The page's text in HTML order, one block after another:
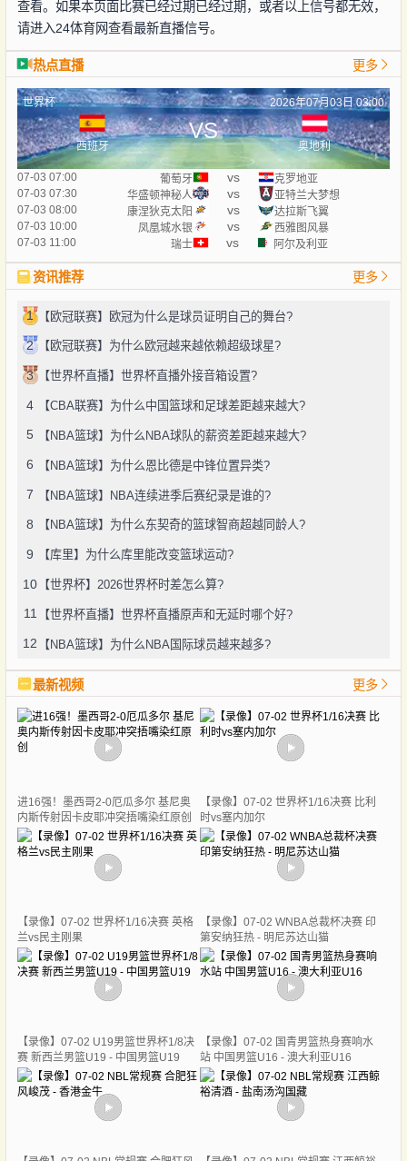
查看。如果本页面比赛已经过期已经过期，或者以上信号都无效，
请进入24体育网查看最新直播信号。
热点直播 更多
世界杯 2026年07月03日 03:00
西班牙
VS
奥地利
07-03 07:00 葡萄牙 vs
克罗地亚
07-03 07:30
华盛顿神秘人 vs
亚特兰大梦想
07-03 08:00
康涅狄克太阳 vs
达拉斯飞翼
07-03 10:00
凤凰城水银 vs
西雅图风暴
07-03 11:00
瑞士 vs 阿尔及利亚
资讯推荐 更多
1 【欧冠联赛】欧冠为什么是球员证明自己的舞台?
2 【欧冠联赛】为什么欧冠越来越依赖超级球星?
3 【世界杯直播】世界杯直播外接音箱设置?
4 【CBA联赛】为什么中国篮球和足球差距越来越大?
5 【NBA篮球】为什么NBA球队的薪资差距越来越大?
6 【NBA篮球】为什么恩比德是中锋位置异类?
7 【NBA篮球】NBA连续进季后赛纪录是谁的?
8 【NBA篮球】为什么东契奇的篮球智商超越同龄人?
9 【库里】为什么库里能改变篮球运动?
10 【世界杯】2026世界杯时差怎么算?
11 【世界杯直播】世界杯直播原声和无延时哪个好?
12 【NBA篮球】为什么NBA国际球员越来越多?
最新视频 更多
进16强！墨西哥2-0厄瓜多尔 基尼奥
内斯传射因卡皮耶冲突捂嘴染红原创
【录像】07-02 世界杯1/16决赛 比利
时vs塞内加尔
【录像】07-02 世界杯1/16决赛 英格
兰vs民主刚果
【录像】07-02 WNBA总裁杯决赛 印
第安纳狂热 - 明尼苏达山猫
【录像】07-02 U19男篮世界杯1/8决
赛 新西兰男篮U19 - 中国男篮U19
【录像】07-02 国青男篮热身赛响水
站 中国男篮U16 - 澳大利亚U16